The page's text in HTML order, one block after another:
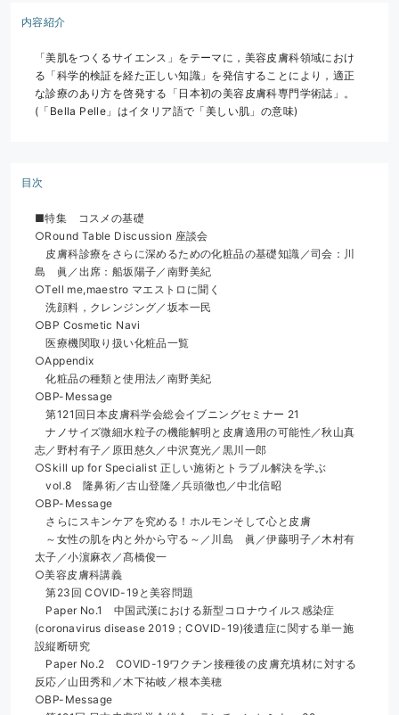
内容紹介
「美肌をつくるサイエンス」をテーマに，美容皮膚科領域におけ
る「科学的検証を経た正しい知識」を発信することにより，適正
な診療のあり方を啓発する「日本初の美容皮膚科専門学術誌」。
(「Bella Pelle」はイタリア語で「美しい肌」の意味)
目次
■特集　コスメの基礎
○Round Table Discussion 座談会
皮膚科診療をさらに深めるための化粧品の基礎知識／司会：川
島　眞／出席：船坂陽子／南野美紀
○Tell me,maestro マエストロに聞く
洗顔料，クレンジング／坂本一民
○BP Cosmetic Navi
医療機関取り扱い化粧品一覧
○Appendix
化粧品の種類と使用法／南野美紀
○BP-Message
第121回日本皮膚科学会総会イブニングセミナー 21
ナノサイズ微細水粒子の機能解明と皮膚適用の可能性／秋山真
志／野村有子／原田慈久／中沢寛光／黒川一郎
○Skill up for Specialist 正しい施術とトラブル解決を学ぶ
vol.8　隆鼻術／古山登隆／兵頭徹也／中北信昭
○BP-Message
さらにスキンケアを究める！ホルモンそして心と皮膚
～女性の肌を内と外から守る～／川島　眞／伊藤明子／木村有
太子／小濵麻衣／髙橋俊一
○美容皮膚科講義
第23回 COVID-19と美容問題
Paper No.1　中国武漢における新型コロナウイルス感染症
(coronavirus disease 2019；COVID-19)後遺症に関する単一施
設縦断研究
Paper No.2　COVID-19ワクチン接種後の皮膚充填材に対する
反応／山田秀和／木下祐岐／根本美穂
○BP-Message